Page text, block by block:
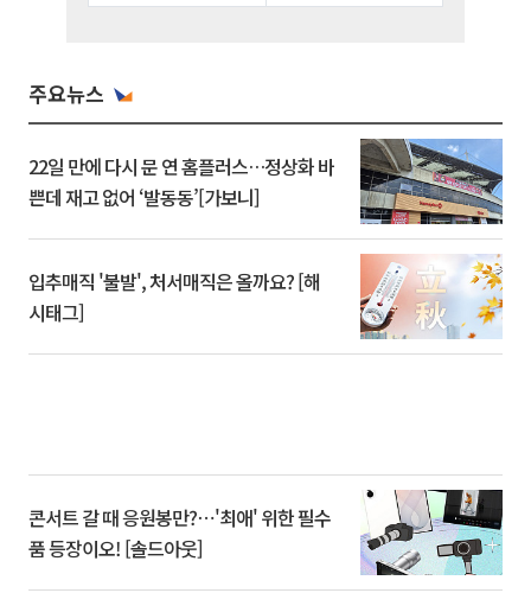
주요뉴스
22일 만에 다시 문 연 홈플러스…정상화 바
쁜데 재고 없어 ‘발동동’[가보니]
입추매직 '불발', 처서매직은 올까요? [해
시태그]
콘서트 갈 때 응원봉만?⋯'최애' 위한 필수
품 등장이오! [솔드아웃]